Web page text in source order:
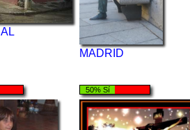
MADRID
50% Sí